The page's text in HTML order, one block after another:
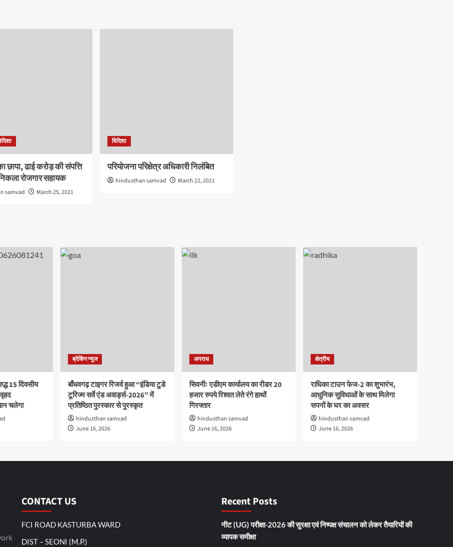
छापा, ढाई करोड़ की संपत्ति
रोजगार सहायक
samvad March 25, 2021
विदिशा
परियोजना परिक्षेत्र अधिकारी निलंबित
hindusthan samvad March 22, 2021
15 दिवसीय
चलेगा
ब्रेकिंग न्यूज
बाँधवगढ़ टाइगर रिजर्व हुआ “इंडिया टुडे
टूरिज्म सर्वे एंड अवार्ड्स-2026” में
प्रतिष्ठित पुरस्कार से पुरस्कृत
hindusthan samvad
June 16, 2026
अपराध
सिवनीः एडीएम कार्यालय का रीडर 20
हजार रुपये रिश्वत लेते रंगे हाथों
गिरफ्तार
hindusthan samvad
June 16, 2026
क्षेत्रीय
राधिका टाउन फेज-2 का शुभारंभ,
आधुनिक सुविधाओं के साथ मिलेगा
सपनों के घर का अवसर
hindusthan samvad
June 16, 2026
CONTACT US
FCI ROAD KASTURBA WARD
DIST – SEONI (M.P.)
Recent Posts
नीट (UG) परीक्षा-2026 की सुरक्षा एवं निष्पक्ष संचालन को लेकर तैयारियों की
व्यापक समीक्षा